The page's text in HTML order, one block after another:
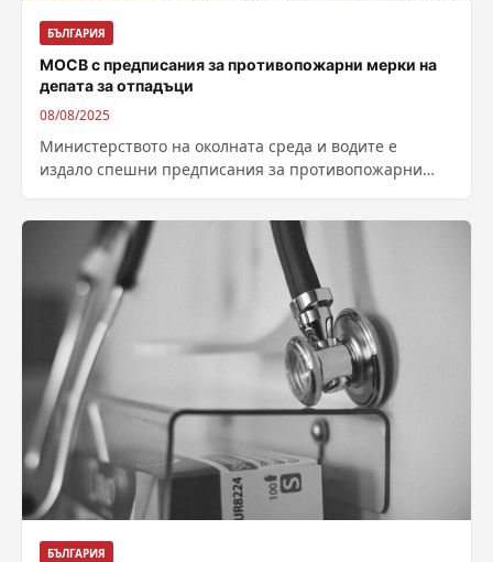
БЪЛГАРИЯ
МОСВ с предписания за противопожарни мерки на
депата за отпадъци
08/08/2025
Министерството на околната среда и водите е
издало спешни предписания за противопожарни
както...
БЪЛГАРИЯ